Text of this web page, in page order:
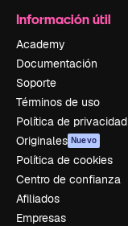
Información útil
Academy
Documentación
Soporte
Términos de uso
Política de privacidad
Originales Nuevo
Política de cookies
Centro de confianza
Afiliados
Empresas